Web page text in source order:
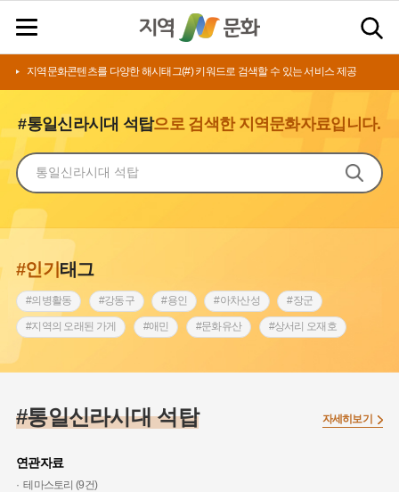
지역문화콘텐츠를 다양한 해시태그(#) 키워드로 검색할 수 있는 서비스 제공
#통일신라시대 석탑으로 검색한 지역문화자료입니다.
#인기태그
#의병활동 #강동구 #용인 #아차산성 #장군
#지역의 오래된 가게 #애민 #문화유산 #상서리 오재호
#허준 #28독립선언 #온달 #지명유래
#여성독립운동가
#백년가게
#통일신라시대 석탑
연관자료
테마스토리 (9건)
자세히보기